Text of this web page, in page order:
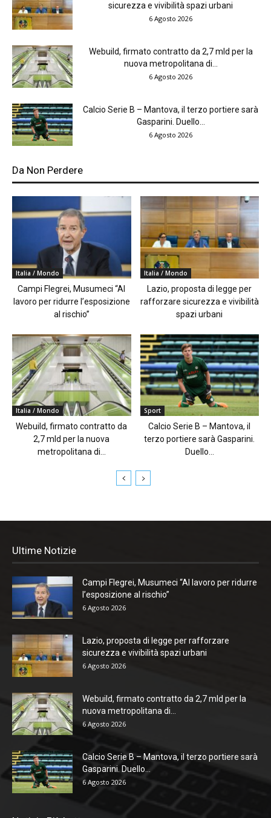
sicurezza e vivibilità spazi urbani
6 Agosto 2026
Webuild, firmato contratto da 2,7 mld per la
nuova metropolitana di...
6 Agosto 2026
Calcio Serie B – Mantova, il terzo portiere sarà
Gasparini. Duello...
6 Agosto 2026
Da Non Perdere
Italia / Mondo
Campi Flegrei, Musumeci “Al
lavoro per ridurre l’esposizione
al rischio”
Italia / Mondo
Lazio, proposta di legge per
rafforzare sicurezza e vivibilità
spazi urbani
Italia / Mondo
Webuild, firmato contratto da
2,7 mld per la nuova
metropolitana di...
Sport
Calcio Serie B – Mantova, il
terzo portiere sarà Gasparini.
Duello...
Ultime Notizie
Campi Flegrei, Musumeci “Al lavoro per ridurre
l’esposizione al rischio”
6 Agosto 2026
Lazio, proposta di legge per rafforzare
sicurezza e vivibilità spazi urbani
6 Agosto 2026
Webuild, firmato contratto da 2,7 mld per la
nuova metropolitana di...
6 Agosto 2026
Calcio Serie B – Mantova, il terzo portiere sarà
Gasparini. Duello...
6 Agosto 2026